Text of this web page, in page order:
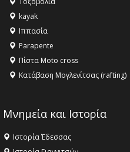
ανθρωπότητα
16:18 -
ΣΤΗΝ ΕΔΕΣΣΑ
kayak
Ιππασία
Parapente
Πίστα Moto cross
Κατάβαση Μογλενίτσας (rafting)
Μνημεία και Ιστορία
Ιστορία Έδεσσας